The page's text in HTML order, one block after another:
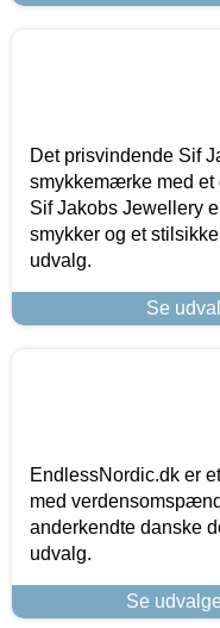
Det prisvindende Sif
smykkemærke med et
Sif Jakobs Jewellery
smykker og et
udvalg.
Se
EndlessNordic.dk er
med
anderkendte danske
udvalg.
Se